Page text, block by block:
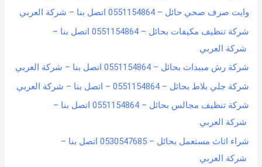
وايت صرف صحي حائل – 0551154864 اتصل بنا – شركة العربي
شركة تنظيف مكيفات بحائل – 0551154864 اتصل بنا –
شركة العربي
شركة رش مبيدات بحائل – 0551154864 اتصل بنا – شركة العربي
شركة جلي بلاط بحائل – 0551154864 – اتصل بنا – شركة العربي
شركة تنظيف مجالس بحائل – 0551154864 اتصل بنا –
شركة العربي
شراء اثاث مستعمل بحائل – 0530547685 اتصل بنا –
شركة العربي